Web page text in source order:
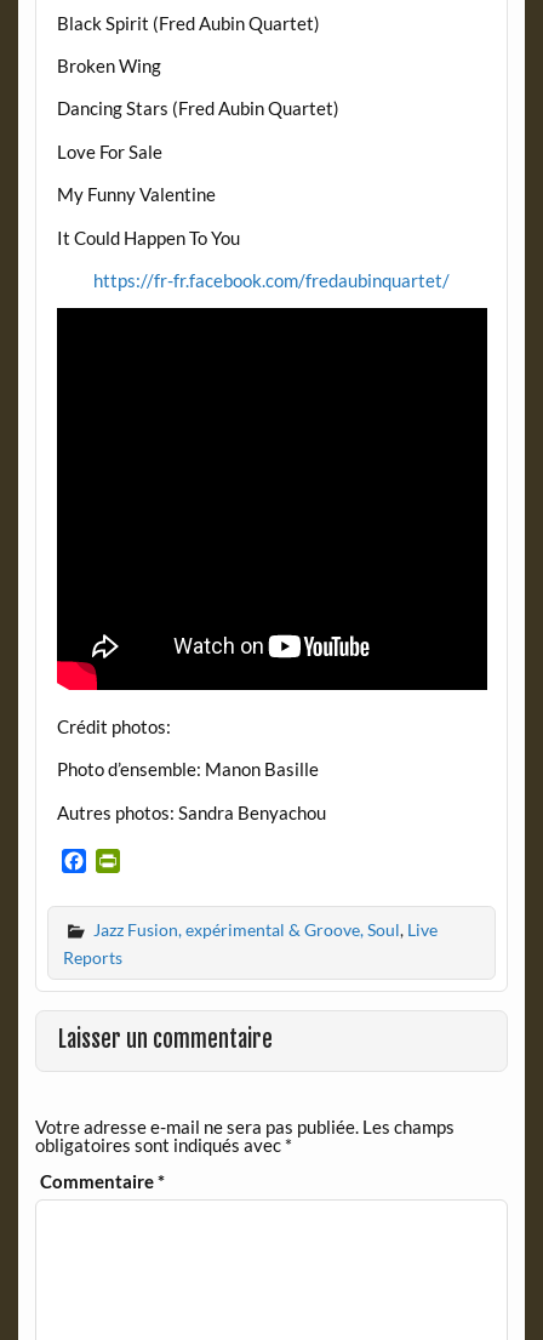
Black Spirit (Fred Aubin Quartet)
Broken Wing
Dancing Stars (Fred Aubin Quartet)
Love For Sale
My Funny Valentine
It Could Happen To You
https://fr-fr.facebook.com/fredaubinquartet/
Crédit photos:
Photo d’ensemble: Manon Basille
Autres photos: Sandra Benyachou
c
e
b
o
o
k
i
n
t
F
r
i
e
n
l
y
Jazz Fusion, expérimental & Groove, Soul, Live
Reports
Laisser un commentaire
Votre adresse e-mail ne sera pas publiée. Les champs
obligatoires sont indiqués avec *
Commentaire*